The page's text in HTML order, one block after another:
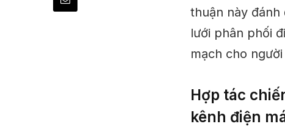
thuận này
lưới phân phối
mạch cho
Hợp tác
kênh điện